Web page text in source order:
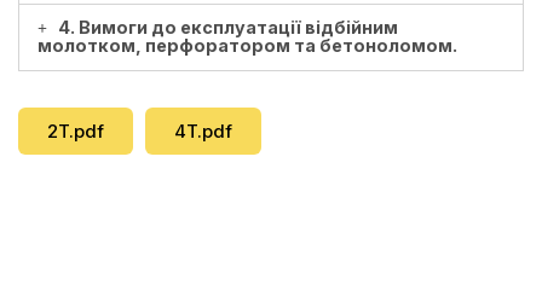
4. Вимоги до експлуатації відбійним
молотком, перфоратором та бетоноломом.
2T.pdf 4T.pdf